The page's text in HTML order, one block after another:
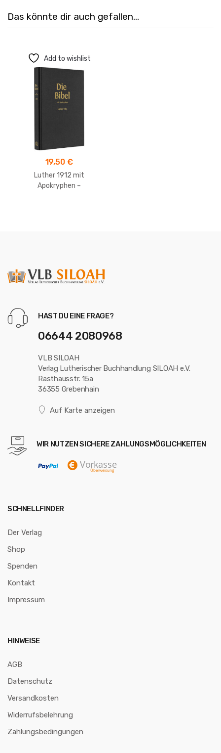
Das könnte dir auch gefallen…
Add to wishlist
19,50 €
Luther 1912 mit
Apokryphen –
HAST DU EINE FRAGE?
06644 2080968
VLB SILOAH
Verlag Lutherischer Buchhandlung SILOAH e.V.
Rasthausstr. 15a
36355 Grebenhain
Auf Karte anzeigen
WIR NUTZEN SICHERE ZAHLUNGSMÖGLICHKEITEN
SCHNELLFINDER
Der Verlag
Shop
Spenden
Kontakt
Impressum
HINWEISE
AGB
Datenschutz
Versandkosten
Widerrufsbelehrung
Zahlungsbedingungen